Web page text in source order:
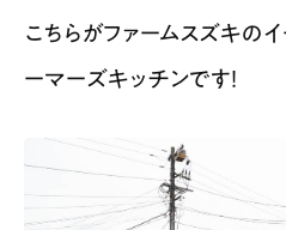
こちらがファームスズキの
ーマーズキッチンです！